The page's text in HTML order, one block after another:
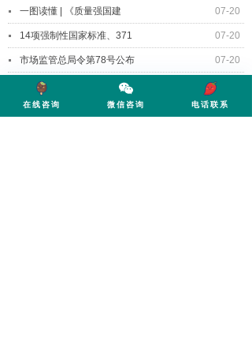
07-20
一图读懂 | 《质量强国建
07-20
14项强制性国家标准、371
07-20
市场监管总局令第78号公布
在线预约 Online booking
在线咨询 微信咨询 电话联系